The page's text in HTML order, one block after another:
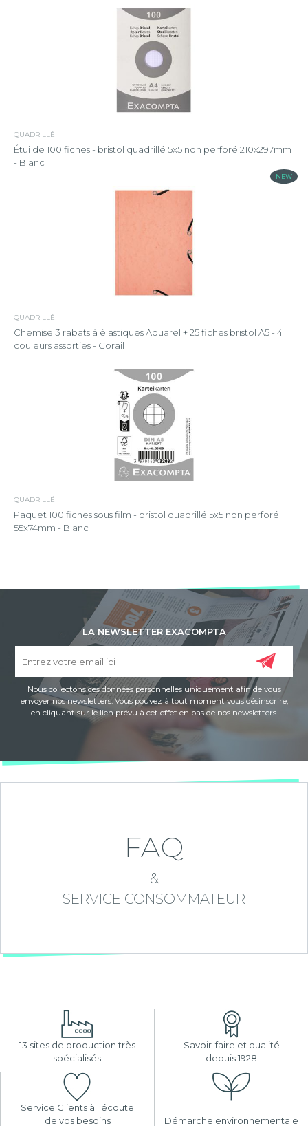
QUADRILLÉ
Étui de 100 fiches - bristol quadrillé 5x5 non perforé 210x297mm
- Blanc
NEW
QUADRILLÉ
Chemise 3 rabats à élastiques Aquarel + 25 fiches bristol A5 - 4
couleurs assorties - Corail
QUADRILLÉ
Paquet 100 fiches sous film - bristol quadrillé 5x5 non perforé
55x74mm - Blanc
LA NEWSLETTER EXACOMPTA
Nous collectons ces données personnelles uniquement afin de vous
envoyer nos newsletters. Vous pouvez à tout moment vous désinscrire,
en cliquant sur le lien prévu à cet effet en bas de nos newsletters.
FAQ
&
SERVICE CONSOMMATEUR
13 sites de production très
spécialisés
Savoir-faire et qualité
depuis 1928
Service Clients à l'écoute
de vos besoins
Démarche environnementale